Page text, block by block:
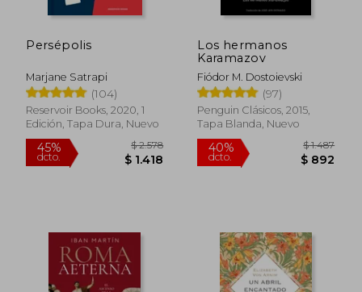
Persépolis
Marjane Satrapi
(104)
Reservoir Books, 2020, 1
Edición, Tapa Dura, Nuevo
45%
dcto.
Los hermanos
Karamazov
Fiódor M. Dostoievski
(97)
Penguin Clásicos, 2015,
Tapa Blanda, Nuevo
40%
dcto.